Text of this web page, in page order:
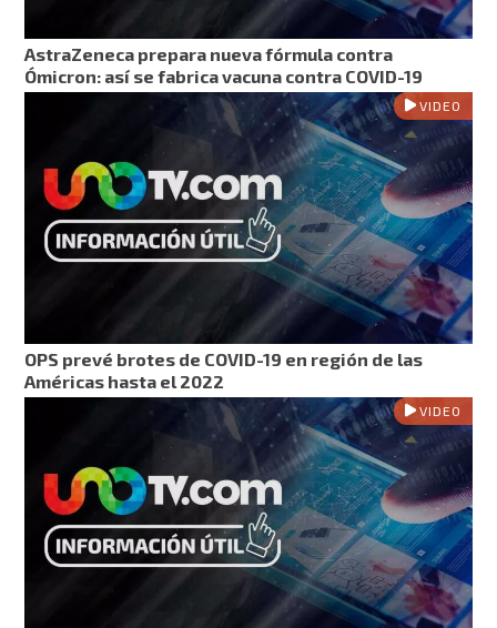
AstraZeneca prepara nueva fórmula contra
Ómicron: así se fabrica vacuna contra COVID-19
VIDEO
OPS prevé brotes de COVID-19 en región de las
Américas hasta el 2022
VIDEO